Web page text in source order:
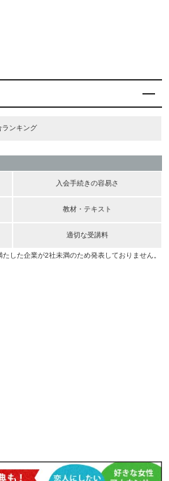
ランキング
入会手続きの容易さ
教材・テキスト
適切な受講料
した企業が2社未満のため発表しておりません。